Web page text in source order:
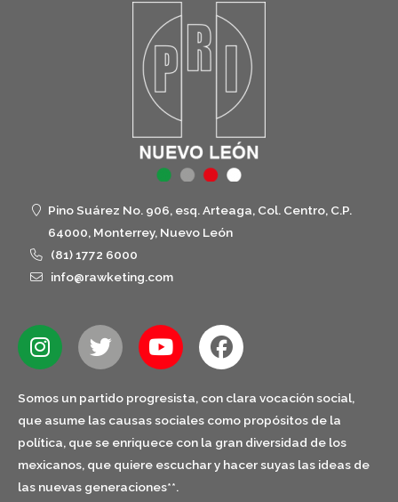
Pino Suárez No. 906, esq. Arteaga, Col. Centro, C.P.
64000, Monterrey, Nuevo León
(81) 1772 6000
info@rawketing.com
Somos un partido progresista, con clara vocación social,
que asume las causas sociales como propósitos de la
política, que se enriquece con la gran diversidad de los
mexicanos, que quiere escuchar y hacer suyas las ideas de
las nuevas generaciones**.